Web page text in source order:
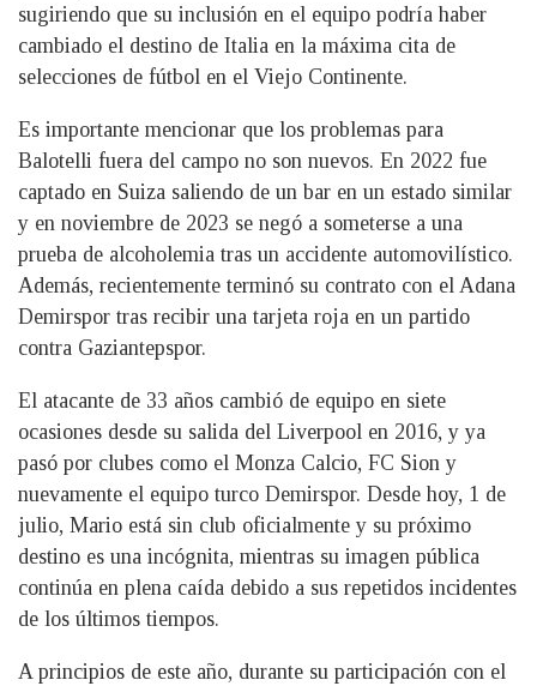
sugiriendo que su inclusión en el equipo podría haber
cambiado el destino de Italia en la máxima cita de
selecciones de fútbol en el Viejo Continente.
Es importante mencionar que los problemas para
Balotelli fuera del campo no son nuevos. En 2022 fue
captado en Suiza saliendo de un bar en un estado similar
y en noviembre de 2023 se negó a someterse a una
prueba de alcoholemia tras un accidente automovilístico.
Además, recientemente terminó su contrato con el Adana
Demirspor tras recibir una tarjeta roja en un partido
contra Gaziantepspor.
El atacante de 33 años cambió de equipo en siete
ocasiones desde su salida del Liverpool en 2016, y ya
pasó por clubes como el Monza Calcio, FC Sion y
nuevamente el equipo turco Demirspor. Desde hoy, 1 de
julio, Mario está sin club oficialmente y su próximo
destino es una incógnita, mientras su imagen pública
continúa en plena caída debido a sus repetidos incidentes
de los últimos tiempos.
A principios de este año, durante su participación con el